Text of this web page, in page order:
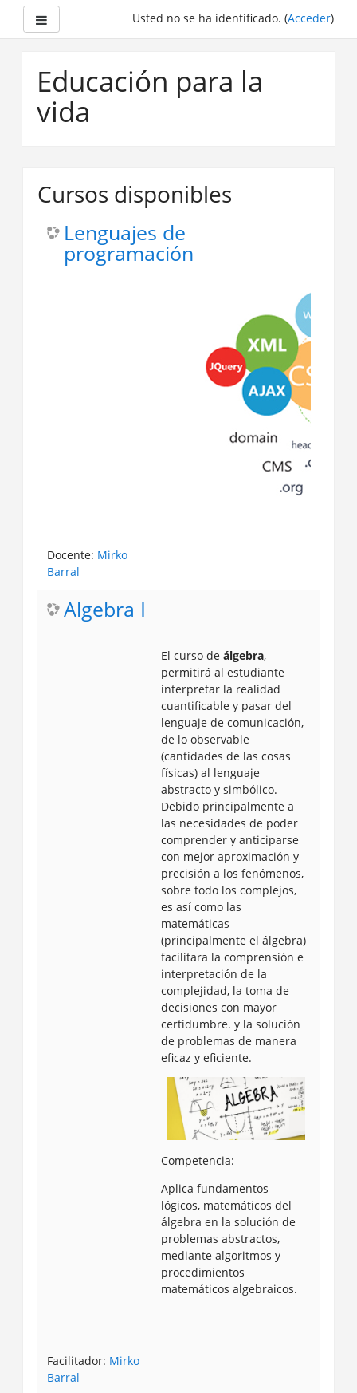
contenido
Usted no se ha identificado. (Acceder)
Educación para la
vida
Cursos disponibles
Lenguajes de
programación
Docente: Mirko
Barral
Algebra I
El curso de álgebra,
permitirá al estudiante
interpretar la realidad
cuantificable y pasar del
lenguaje de comunicación,
de lo observable
(cantidades de las cosas
físicas) al lenguaje
abstracto y simbólico.
Debido principalmente a
las necesidades de poder
comprender y anticiparse
con mejor aproximación y
precisión a los fenómenos,
sobre todo los complejos,
es así como las
matemáticas
(principalmente el álgebra)
facilitara la comprensión e
interpretación de la
complejidad, la toma de
decisiones con mayor
certidumbre. y la solución
de problemas de manera
eficaz y eficiente.
Competencia:
Aplica fundamentos
lógicos, matemáticos del
álgebra en la solución de
problemas abstractos,
mediante algoritmos y
procedimientos
matemáticos algebraicos.
Facilitador: Mirko
Barral